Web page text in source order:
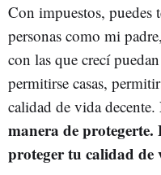
Con impuestos, puedes
personas como mi
con las que crecí
permitirse casas,
calidad de vida decente.
manera de
proteger tu calidad de